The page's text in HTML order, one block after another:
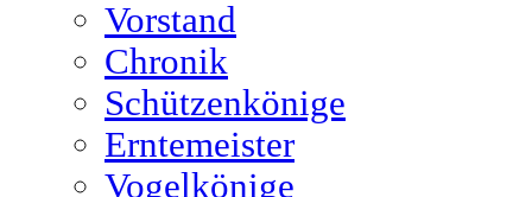
Vorstand
Chronik
Schützenkönige
Erntemeister
Vogelkönige